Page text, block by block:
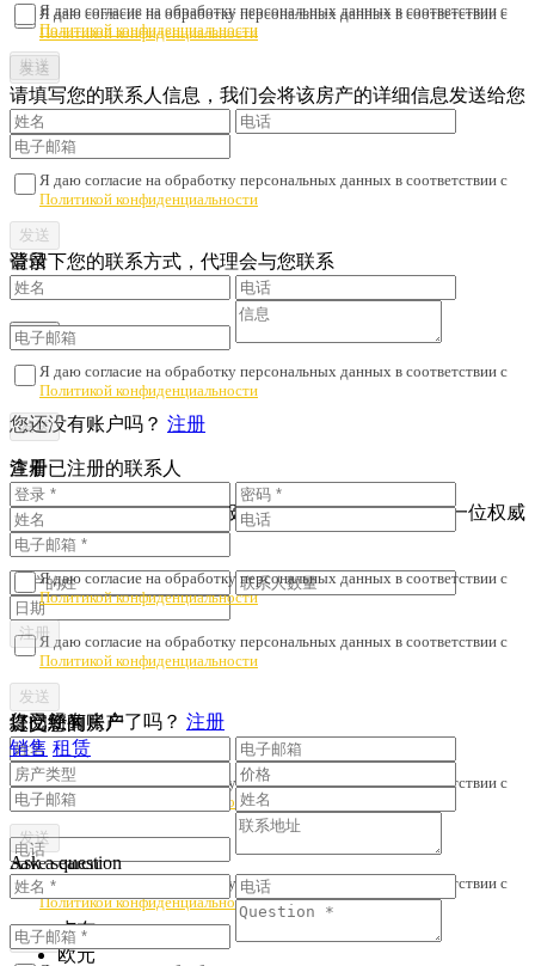
Я даю согласие на обработку персональных данных в соответствии с
Политикой конфиденциальности
Я даю согласие на обработку персональных данных в соответствии с
Политикой конфиденциальности
请填写您的联系人信息，我们会将该房产的详细信息发送给您
Я даю согласие на обработку персональных данных в соответствии с
Политикой конфиденциальности
请留下您的联系方式，代理会与您联系
Я даю согласие на обработку персональных данных в соответствии с
Политикой конфиденциальности
登录
您还没有账户吗？ 注册
注册
Я даю согласие на обработку персональных данных в соответствии с
Политикой конфиденциальности
您已经有账户了吗？ 注册
查看已注册的联系人
为了避免财产诈骗与劣质服务，我们会核对您是否与一位权威
人士签订了协议。
Я даю согласие на обработку персональных данных в соответствии с
Политикой конфиденциальности
提交您的房产
销售 租赁
Я даю согласие на обработку персональных данных в соответствии с
Политикой конфиденциальности
订阅新闻
Я даю согласие на обработку персональных данных в соответствии с
Политикой конфиденциальности
Ask a question
Save search
卢布
欧元